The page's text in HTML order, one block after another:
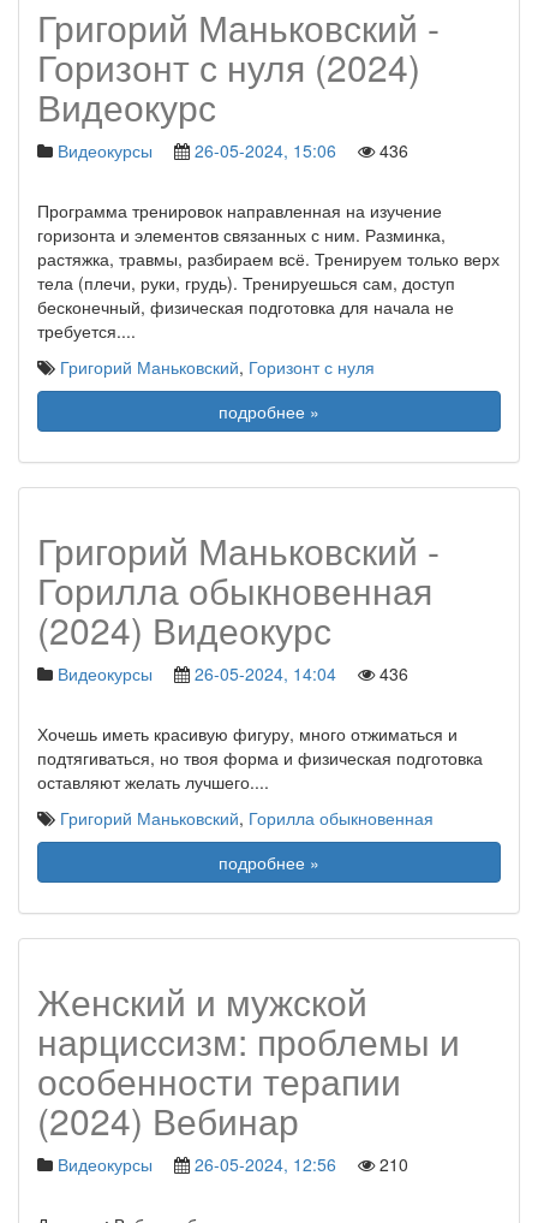
Григорий Маньковский -
Горизонт с нуля (2024)
Видеокурс
Видеокурсы 26-05-2024, 15:06 436
Программа тренировок направленная на изучение
горизонта и элементов связанных с ним. Разминка,
растяжка, травмы, разбираем всё. Тренируем только верх
тела (плечи, руки, грудь). Тренируешься сам, доступ
бесконечный, физическая подготовка для начала не
требуется....
Григорий Маньковский, Горизонт с нуля
подробнее »
Григорий Маньковский -
Горилла обыкновенная
(2024) Видеокурс
Видеокурсы 26-05-2024, 14:04 436
Хочешь иметь красивую фигуру, много отжиматься и
подтягиваться, но твоя форма и физическая подготовка
оставляют желать лучшего....
Григорий Маньковский, Горилла обыкновенная
подробнее »
Женский и мужской
нарциссизм: проблемы и
особенности терапии
(2024) Вебинар
Видеокурсы 26-05-2024, 12:56 210